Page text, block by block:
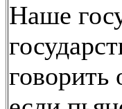
Наше
говорить